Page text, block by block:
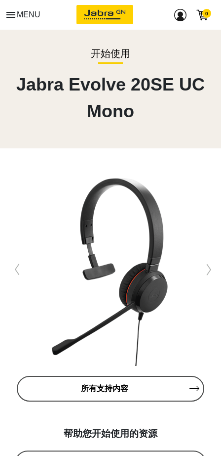
menu MENU
开始使用
Jabra Evolve 20SE UC
Mono
所有支持内容
帮助您开始使用的资源